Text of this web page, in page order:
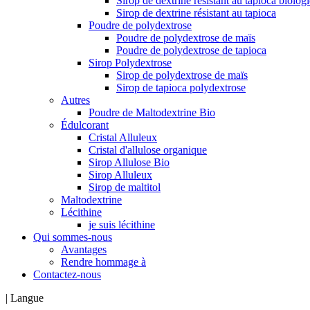
Sirop de dextrine résistant au tapioca
Poudre de polydextrose
Poudre de polydextrose de maïs
Poudre de polydextrose de tapioca
Sirop Polydextrose
Sirop de polydextrose de maïs
Sirop de tapioca polydextrose
Autres
Poudre de Maltodextrine Bio
Édulcorant
Cristal Alluleux
Cristal d'allulose organique
Sirop Allulose Bio
Sirop Alluleux
Sirop de maltitol
Maltodextrine
Lécithine
je suis lécithine
Qui sommes-nous
Avantages
Rendre hommage à
Contactez-nous
| Langue